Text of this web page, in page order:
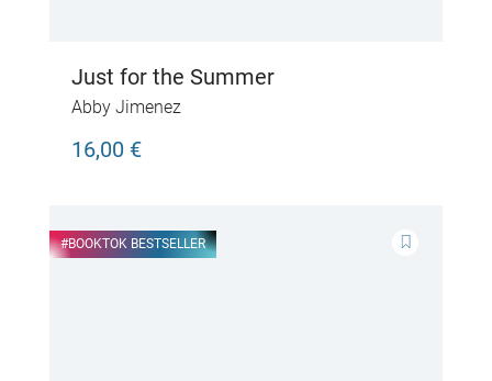
Just for the Summer
Abby Jimenez
16,00 €
#BOOKTOK BESTSELLER